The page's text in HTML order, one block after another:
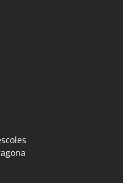
i Cerc
Albatàrrec